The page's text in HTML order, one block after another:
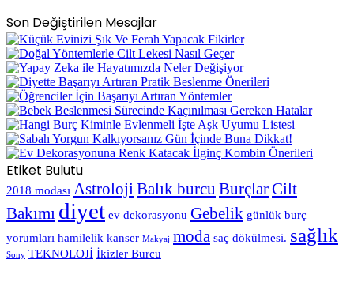
Son Değiştirilen Mesajlar
Etiket Bulutu
2018 modası Astroloji Balık burcu BurçlarCilt
Bakımı diyet ev dekorasyonu Gebelik günlük burç
yorumları hamilelik kanser Makyaj moda saç dökülmesi. sağlık
Sony TEKNOLOJİ İkizler Burcu